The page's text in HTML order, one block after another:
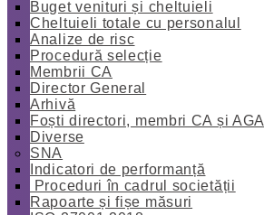
Buget venituri și cheltuieli
Cheltuieli totale cu personalul
Analize de risc
Procedură selecție
Membrii CA
Director General
Arhivă
Foști directori, membri CA și AGA
Diverse
SNA
Indicatori de performanță
Proceduri în cadrul societății
Rapoarte și fișe măsuri